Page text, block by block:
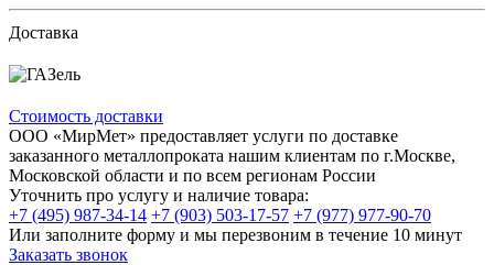
Доставка
Стоимость доставки
ООО «МирМет» предоставляет услуги по доставке
заказанного металлопроката нашим клиентам по г.Москве,
Московской области и по всем регионам России
Уточнить про услугу и наличие товара:
+7 (495) 987-34-14 +7 (903) 503-17-57 +7 (977) 977-90-70
Или заполните форму и мы перезвоним в течение 10 минут
Заказать звонок